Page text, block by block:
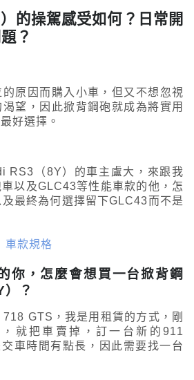
的操駕感受如何？日常開
？
原因而購入小車，但又不想忽視
望，因此掀背鋼砲就成為將實用
好選擇。
RS3（8Y）的車主盧大，來跟我
以及GLC43等性能車款的他，怎
最終為何選擇留下GLC43而不是
車款規格
你，怎麼會想買一台掀背鋼
？
GTS，我是用租賃的方式，剛
就把車賣掉，訂一台新的911
車時間有點長，因此需要找一台